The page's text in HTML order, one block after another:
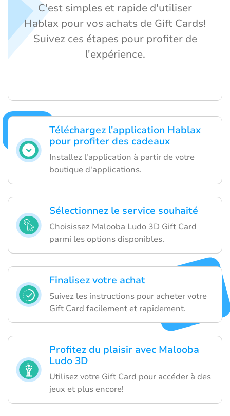
Téléchargez l'application Hablax
pour profiter des cadeaux
Installez l'application à partir de votre
boutique d'applications.
Sélectionnez le service souhaité
Choisissez Malooba Ludo 3D Gift Card
parmi les options disponibles.
Finalisez votre achat
Suivez les instructions pour acheter votre
Gift Card facilement et rapidement.
Profitez du plaisir avec Malooba
Ludo 3D
Utilisez votre Gift Card pour accéder à des
jeux et plus encore!
C'est simples et rapide d'utiliser
Hablax pour vos achats de Gift Cards!
Suivez ces étapes pour profiter de
l'expérience.